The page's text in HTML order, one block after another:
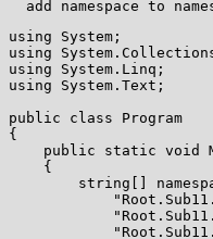
using System;
using
using System.Linq;
using System.Text;
public class Program
{
public static void
    {
string[]